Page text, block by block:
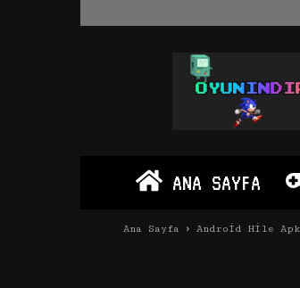
Oyun
İndir
PC
Android
ANA SAYFA
Ana Sayfa Android Hile